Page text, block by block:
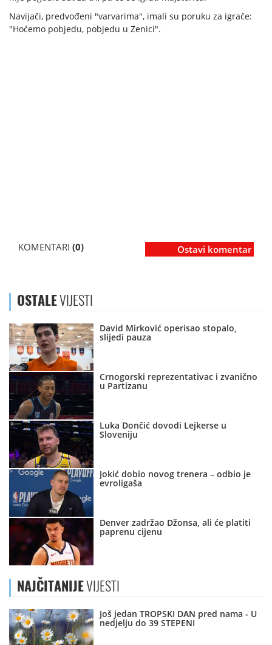
Navijači, predvođeni "varvarima", imali su poruku za igrače:
"Hoćemo pobjedu, pobjedu u Zenici".
KOMENTARI (0) Ostavi komentar
OSTALEVIJESTI
David Mirković operisao stopalo,
slijedi pauza
Crnogorski reprezentativac i zvanično
u Partizanu
Luka Dončić dovodi Lejkerse u
Sloveniju
Jokić dobio novog trenera – odbio je
evroligaša
Denver zadržao Džonsa, ali će platiti
paprenu cijenu
NAJČITANIJEVIJESTI
Još jedan TROPSKI DAN pred nama - U
nedjelju do 39 STEPENI